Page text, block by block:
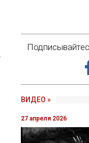
ВИДЕО »
27 апреля 2026